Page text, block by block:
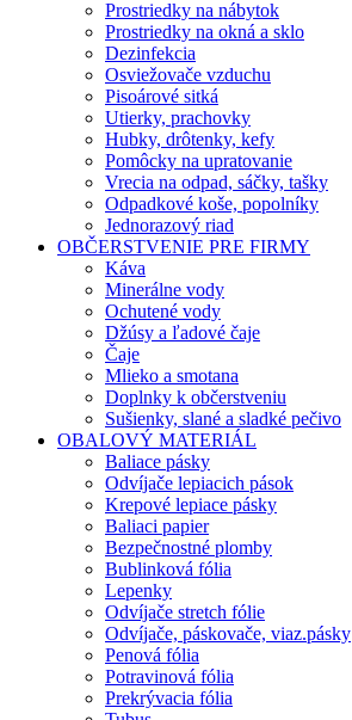
Prostriedky na nábytok
Prostriedky na okná a sklo
Dezinfekcia
Osviežovače vzduchu
Pisoárové sitká
Utierky, prachovky
Hubky, drôtenky, kefy
Pomôcky na upratovanie
Vrecia na odpad, sáčky, tašky
Odpadkové koše, popolníky
Jednorazový riad
OBČERSTVENIE PRE FIRMY
Káva
Minerálne vody
Ochutené vody
Džúsy a ľadové čaje
Čaje
Mlieko a smotana
Doplnky k občerstveniu
Sušienky, slané a sladké pečivo
OBALOVÝ MATERIÁL
Baliace pásky
Odvíjače lepiacich pások
Krepové lepiace pásky
Baliaci papier
Bezpečnostné plomby
Bublinková fólia
Lepenky
Odvíjače stretch fólie
Odvíjače, páskovače, viaz.pásky
Penová fólia
Potravinová fólia
Prekrývacia fólia